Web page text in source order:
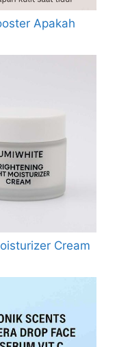
Apakah
Cream